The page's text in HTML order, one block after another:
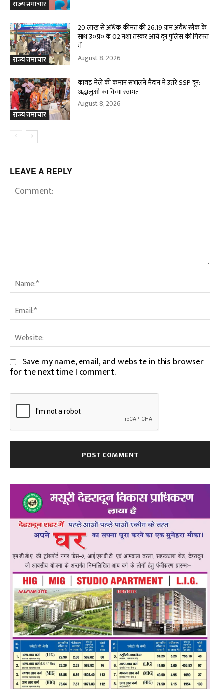
राज्य समाचार
राज्य समाचार
20 लाख से अधिक कीमत की 26.19 ग्राम अवैध स्मैक के
साथ उ०प्र० के 02 नशा तस्कर आये दून पुलिस की गिरफ्त
में
August 8, 2026
राज्य समाचार
कांवड़ मेले की कमान संभालने मैदान में उतरे SSP दून:
श्रद्धालुओं का किया स्वागत
August 8, 2026
LEAVE A REPLY
Comment:
Save my name, email, and website in this browser
for the next time I comment.